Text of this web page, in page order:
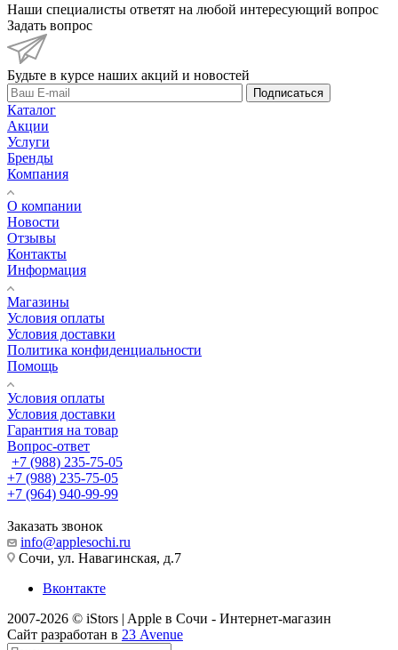
Наши специалисты ответят на любой интересующий вопрос
Задать вопрос
Будьте в курсе наших акций и новостей
Подписаться
Каталог
Акции
Услуги
Бренды
Компания
О компании
Новости
Отзывы
Контакты
Информация
Магазины
Условия оплаты
Условия доставки
Политика конфиденциальности
Помощь
Условия оплаты
Условия доставки
Гарантия на товар
Вопрос-ответ
+7 (988) 235-75-05
+7 (988) 235-75-05
+7 (964) 940-99-99
Заказать звонок
info@applesochi.ru
Сочи, ул. Навагинская, д.7
Вконтакте
2007-2026 © iStors | Apple в Сочи - Интернет-магазин
Сайт разработан в 23 Avenue